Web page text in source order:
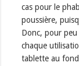
cas pour le
poussière,
Donc, pour
chaque
tablette au fond